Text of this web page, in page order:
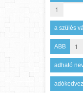
1
a szülés
ABB 1
adható